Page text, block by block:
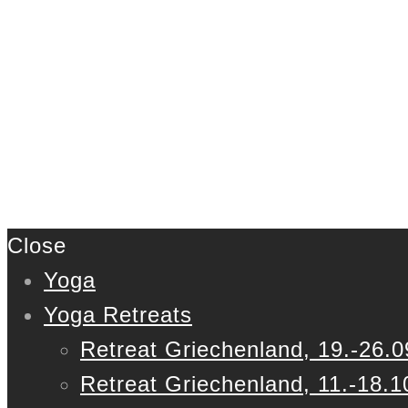
Close
Yoga
Yoga Retreats
Retreat Griechenland, 19.-
Retreat Griechenland, 11.-